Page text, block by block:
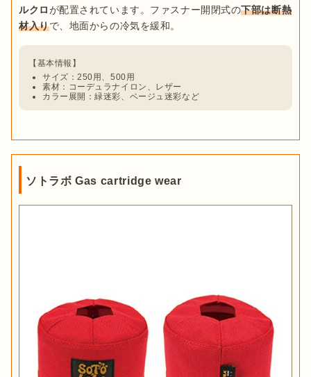
ルクロが配置されています。ファスナー開閉式の下部は断熱
材入り
サイズ：250用、500用
素材：コーデュラナイロン、レザー
カラー展開：緑迷彩、ベージュ迷彩など
ソトラボ Gas cartridge wear